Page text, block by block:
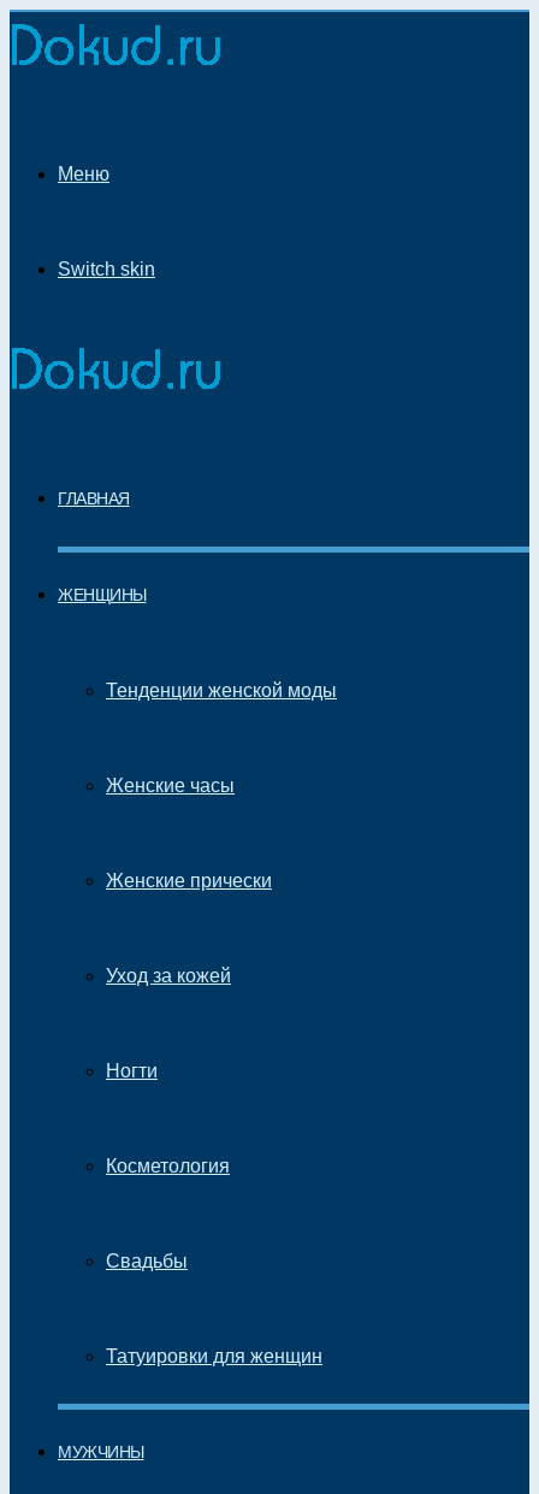
Меню
Switch skin
ГЛАВНАЯ
ЖЕНЩИНЫ
Тенденции женской моды
Женские часы
Женские прически
Уход за кожей
Ногти
Косметология
Свадьбы
Татуировки для женщин
МУЖЧИНЫ